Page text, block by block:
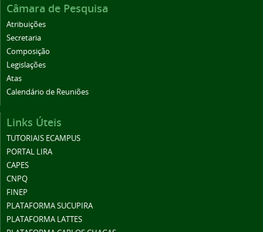
Câmara de Pesquisa
Atribuições
Secretaria
Composição
Legislações
Atas
Calendário de Reuniões
Links Úteis
TUTORIAIS ECAMPUS
PORTAL LIRA
CAPES
CNPQ
FINEP
PLATAFORMA SUCUPIRA
PLATAFORMA LATTES